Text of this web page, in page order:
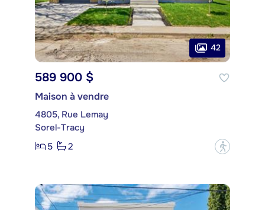
42
589 900 $
Maison à vendre
4805, Rue Lemay
Sorel-Tracy
5
2 ?